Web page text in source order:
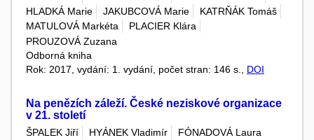
HLADKÁ Marie
JAKUBCOVÁ Marie
KATRŇÁK Tomáš
MATULOVÁ Markéta
PLACIER Klára
PROUZOVÁ Zuzana
Odborná kniha
Rok: 2017, vydání: 1. vydání, počet stran: 146 s., DOI
Na penězích záleží. České neziskové organizace
v 21. století
ŠPALEK Jiří HYÁNEK Vladimír
FÓNADOVÁ Laura